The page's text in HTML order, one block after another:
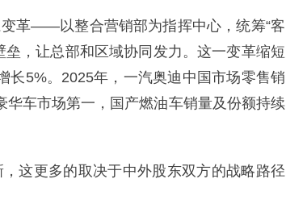
革——以整合营销部为指挥中心，统筹“客
，让总部和区域协同发力。这一变革缩短
长5%。2025年，一汽奥迪中国市场零售销
车市场第一，国产燃油车销量及份额持续
这更多的取决于中外股东双方的战略路径